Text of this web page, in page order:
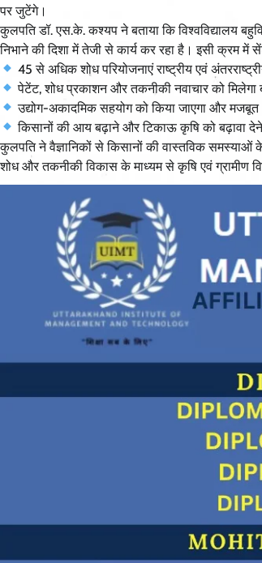
पर जुटेंगे।
कुलपति डॉ. एस.के. कश्यप ने बताया कि विश्वविद्यालय
निभाने की दिशा में तेजी से कार्य कर रहा है। इसी क्रम में
45 से अधिक शोध परियोजनाएं राष्ट्रीय एवं
पेटेंट, शोध प्रकाशन और तकनीकी नवाचार को मिलेगा
उद्योग-अकादमिक सहयोग को किया जाएगा और मजबूत
किसानों की आय बढ़ाने और टिकाऊ कृषि को बढ़ावा
कुलपति ने वैज्ञानिकों से किसानों की वास्तविक समस्याओं
शोध और तकनीकी विकास के माध्यम से कृषि एवं ग्रामीण